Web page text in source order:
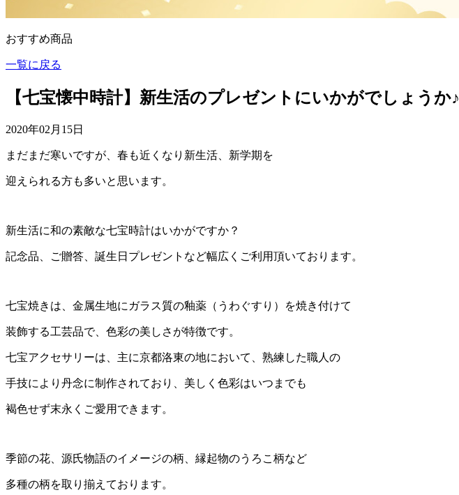
おすすめ商品
一覧に戻る
【七宝懐中時計】新生活のプレゼントにいかがでしょうか♪
2020年02月15日
まだまだ寒いですが、春も近くなり新生活、新学期を
迎えられる方も多いと思います。
新生活に和の素敵な七宝時計はいかがですか？
記念品、ご贈答、誕生日プレゼントなど幅広くご利用頂いております。
七宝焼きは、金属生地にガラス質の釉薬（うわぐすり）を焼き付けて
装飾する工芸品で、色彩の美しさが特徴です。
七宝アクセサリーは、主に京都洛東の地において、熟練した職人の
手技により丹念に制作されており、美しく色彩はいつまでも
褐色せず末永くご愛用できます。
季節の花、源氏物語のイメージの柄、縁起物のうろこ柄など
多種の柄を取り揃えております。